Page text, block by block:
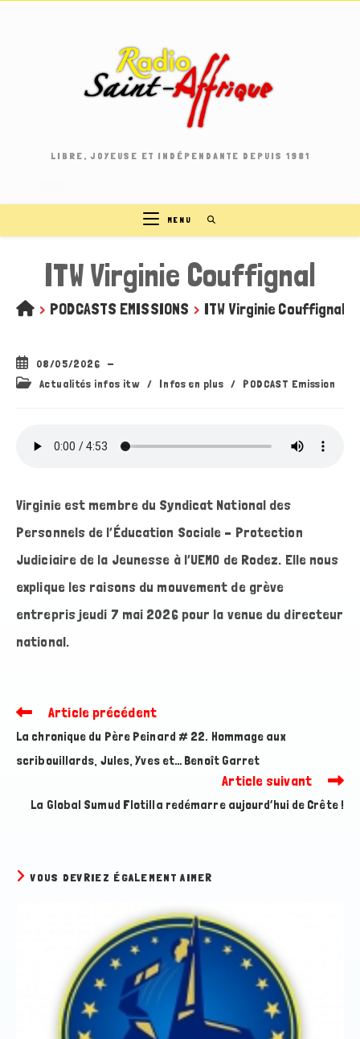
LIBRE, JOYEUSE ET INDÉPENDANTE DEPUIS 1981
MENU
ITW Virginie Couffignal
> PODCASTS EMISSIONS > ITW Virginie Couffignal
Publication
publiée :
08/05/2026
PostActualités infos itw / Infos en plus / PODCAST Emission
Virginie est membre du Syndicat National des
Personnels de l’Éducation Sociale – Protection
Judiciaire de la Jeunesse à l’UEMO de Rodez. Elle nous
explique les raisons du mouvement de grève
entrepris jeudi 7 mai 2026 pour la venue du directeur
national.
Read
articles
Article précédent
La chronique du Père Peinard # 22. Hommage aux
scribouillards, Jules, Yves et… Benoît Garret
Article suivant
La Global Sumud Flotilla redémarre aujourd’hui de Crête !
VOUS DEVRIEZ ÉGALEMENT AIMER